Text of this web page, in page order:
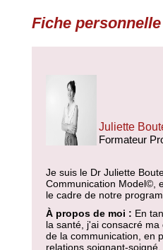
Fiche personnelle
Juliette
Formateur
Je suis le Dr Juliette
Communication Model©,
le cadre de notre
À propos de moi : En
la santé, j'ai consacré
de la communication, en
relations soignant-